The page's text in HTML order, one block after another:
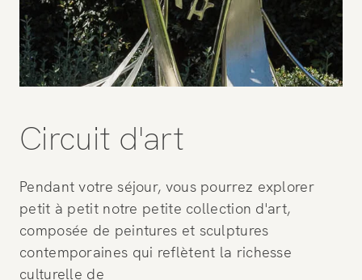
Circuit d'art
Pendant votre séjour, vous pourrez explorer
petit à petit notre petite collection d'art,
composée de peintures et sculptures
contemporaines qui reflètent la richesse
culturelle de